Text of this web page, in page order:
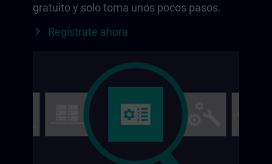
gratuito y solo toma unos pocos pasos.
Regístrate ahora